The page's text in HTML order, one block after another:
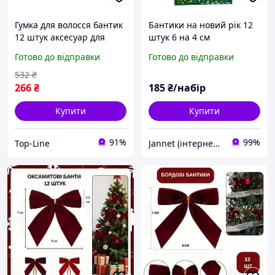
Гумка для волосся бантик
12 штук аксесуар для
створення зачісок
Готово до відправки
266₴
532 ₴
Купити
Top-Line 91%
Бантики на новий рік 12
штук 6 на 4 см
Готово до відправки
185₴/набір
Купити
Jannet (інтернет-магазин) 99%